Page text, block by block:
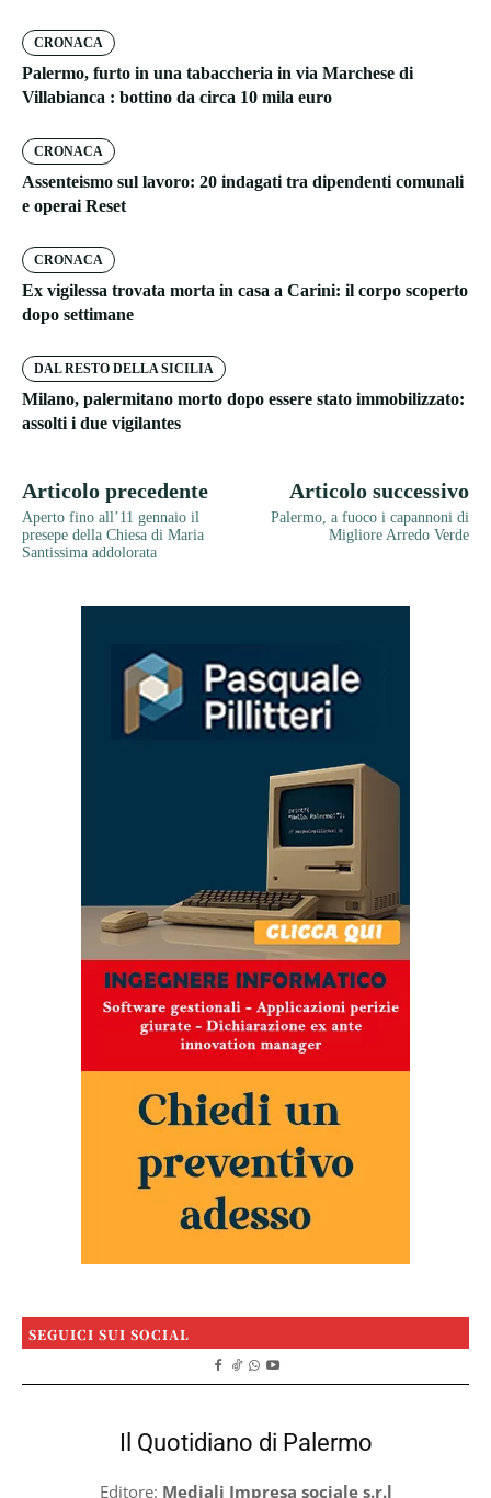
CRONACA
Palermo, furto in una tabaccheria in via Marchese di
Villabianca : bottino da circa 10 mila euro
CRONACA
Assenteismo sul lavoro: 20 indagati tra dipendenti comunali
e operai Reset
CRONACA
Ex vigilessa trovata morta in casa a Carini: il corpo scoperto
dopo settimane
DAL RESTO DELLA SICILIA
Milano, palermitano morto dopo essere stato immobilizzato:
assolti i due vigilantes
Articolo precedente
Aperto fino all’11 gennaio il
presepe della Chiesa di Maria
Santissima addolorata
Articolo successivo
Palermo, a fuoco i capannoni di
Migliore Arredo Verde
SEGUICI SUI SOCIAL
Il Quotidiano di Palermo
Editore: Mediali Impresa sociale s.r.l